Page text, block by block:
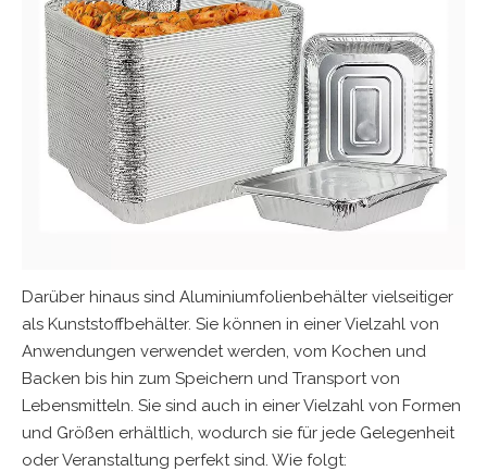
Darüber hinaus sind Aluminiumfolienbehälter vielseitiger
als Kunststoffbehälter. Sie können in einer Vielzahl von
Anwendungen verwendet werden, vom Kochen und
Backen bis hin zum Speichern und Transport von
Lebensmitteln. Sie sind auch in einer Vielzahl von Formen
und Größen erhältlich, wodurch sie für jede Gelegenheit
oder Veranstaltung perfekt sind. Wie folgt: